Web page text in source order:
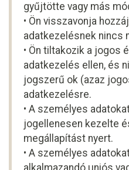
gyűjtötte vagy más
• Ön visszavonja
adatkezelésnek nincs
• Ön tiltakozik a jogos
adatkezelés ellen, és
jogszerű ok (azaz
adatkezelésre.
• A személyes
jogellenesen kezelte
megállapítást nyert.
• A személyes
alkalmazandó uniós